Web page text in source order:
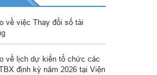
về lịch dự kiến tổ chức các
định kỳ năm 2026 tại Viện
về việc Thay đổi số tài